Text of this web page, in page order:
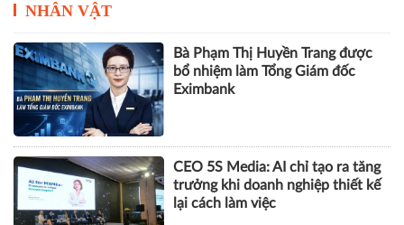
NHÂN VẬT
Bà Phạm Thị Huyền Trang được
bổ nhiệm làm Tổng Giám đốc
Eximbank
CEO 5S Media: AI chỉ tạo ra tăng
trưởng khi doanh nghiệp thiết kế
lại cách làm việc